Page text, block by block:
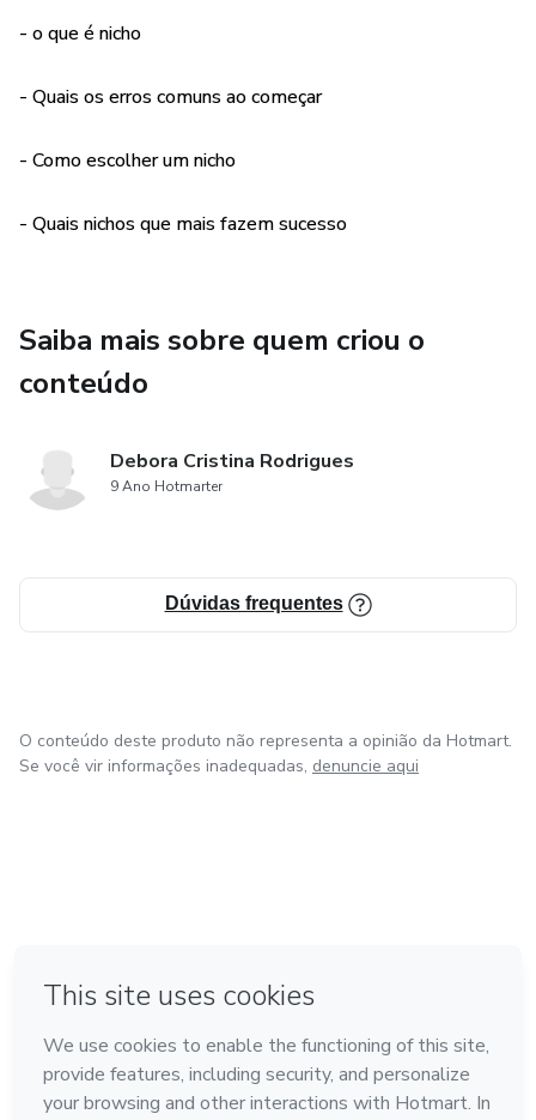
e mais...
- o que é nicho
- Quais os erros comuns ao começar
- Como escolher um nicho
- Quais nichos que mais fazem sucesso
Saiba mais sobre quem criou o
conteúdo
Debora Cristina Rodrigues
9 Ano Hotmarter
Dúvidas frequentes
O conteúdo deste produto não representa a opinião da Hotmart.
Se você vir informações inadequadas, denuncie aqui
Feito com ❤ em Bogotá